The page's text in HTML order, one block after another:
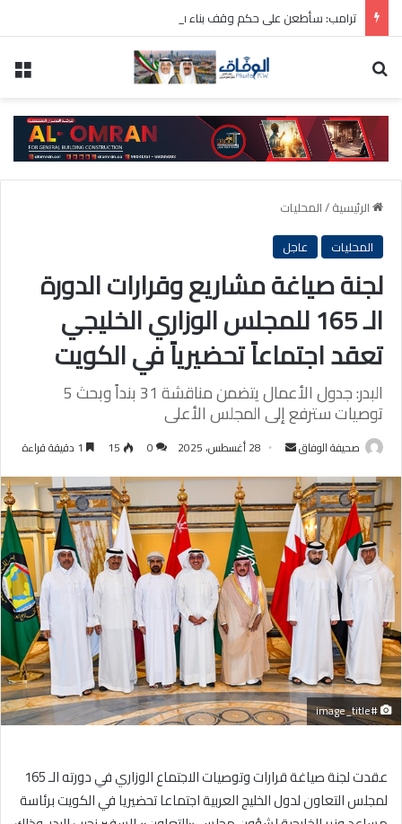
ترامب: سأطعن على حكم وقف بناء قاعة الاحتفالات بالبيت الأبيض
الرئيسية/المحليات
المحليات
عاجل
لجنة صياغة مشاريع وقرارات الدورة
الـ 165 للمجلس الوزاري الخليجي
تعقد اجتماعاً تحضيرياً في الكويت
البدر: جدول الأعمال يتضمن مناقشة 31 بنداً وبحث 5
توصيات سترفع إلى المجلس الأعلى
صحيفة الوفاق
أرسل 28 أغسطس، 2025 0
15
#image_title
عقدت لجنة صياغة قرارات وتوصيات الاجتماع الوزاري في دورته الـ 165
لمجلس التعاون لدول الخليج العربية اجتماعا تحضيريا في الكويت برئاسة